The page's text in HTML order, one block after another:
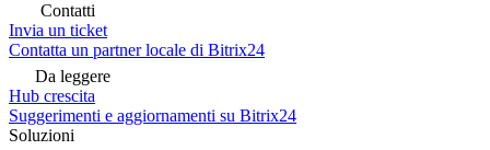
Contatti
Invia un ticket
Contatta un partner locale di Bitrix24
Da leggere
Hub crescita
Suggerimenti e aggiornamenti su Bitrix24
Soluzioni